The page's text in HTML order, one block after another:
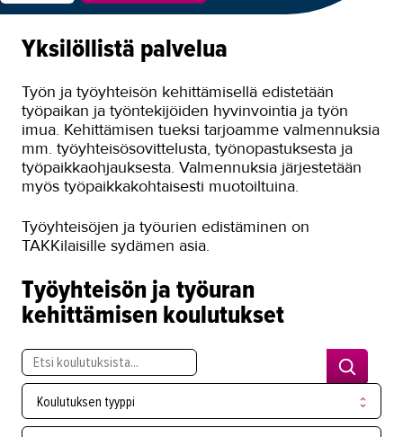
Kauneudenhoito
Kiinteistönvälitys ja isännöinti
Kiinteistöpalvelut
Kone- ja tuotantotekniikka
Kotoutuminen
Kuljetus ja logistiikka
Kumitekniikka
Liiketalous ja kaupan ala
Maarakennus
Matkailu- ja ravitsemisala
Media-ala ja viestintätekniikka
Puhtaus, kotityö ja välinehuolto
Yksilöllistä palvelua
Työn ja työyhteisön kehittämisellä edistetään
työpaikan ja työntekijöiden hyvinvointia ja työn
imua. Kehittämisen tueksi tarjoamme valmennuksia
mm. työyhteisösovittelusta, työnopastuksesta ja
työpaikkaohjauksesta. Valmennuksia järjestetään
myös työpaikkakohtaisesti muotoiltuina.
Työyhteisöjen ja työurien edistäminen on
TAKKilaisille sydämen asia.
Työyhteisön ja työuran
kehittämisen koulutukset
Koulutuksen tyyppi